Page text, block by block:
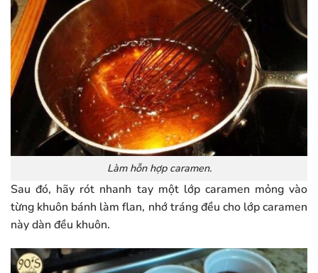
Làm hỗn hợp caramen.
Sau đó, hãy rót nhanh tay một lớp caramen mỏng vào
từng khuôn bánh làm flan, nhớ tráng đều cho lớp caramen
này dàn đều khuôn.